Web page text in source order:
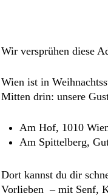
Wir versprühen diese
Wien ist in
Mitten drin: unsere
Am Hof, 1010
Am Spittelberg,
Dort kannst du dir
Vorlieben – mit Senf,